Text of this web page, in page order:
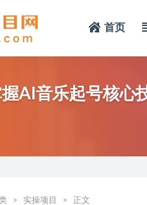
首页
AI音乐起号核心
实操项目 正文